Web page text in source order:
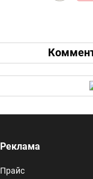
Реклама
Прайс